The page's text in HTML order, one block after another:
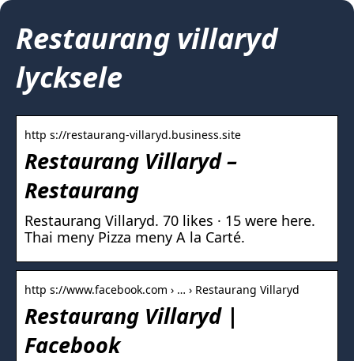
Restaurang villaryd
lycksele
http s://restaurang-villaryd.business.site
Restaurang Villaryd –
Restaurang
Restaurang Villaryd. 70 likes · 15 were here.
Thai meny Pizza meny A la Carté.
http s://www.facebook.com › … › Restaurang Villaryd
Restaurang Villaryd |
Facebook